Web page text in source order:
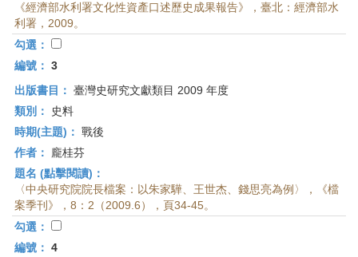
《經濟部水利署文化性資產口述歷史成果報告》，臺北：經濟部水
利署，2009。
勾選：
編號： 3
出版書目： 臺灣史研究文獻類目 2009 年度
類別：
史料
時期(主題)： 戰後
作者：
龐桂芬
題名 (點擊閱讀)：
〈中央研究院院長檔案：以朱家驊、王世杰、錢思亮為例〉，《檔
案季刊》，8：2（2009.6），頁34-45。
勾選：
編號： 4